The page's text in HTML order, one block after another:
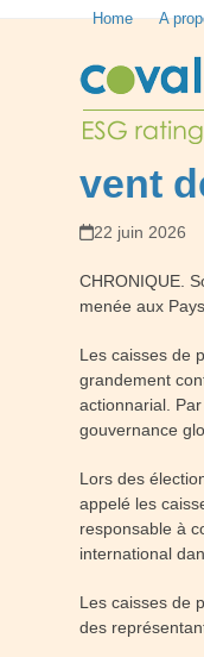
Home A
vent
22 juin 2026
CHRONIQUE.
menée aux
Les caisses de
grandement
actionnarial.
gouvernance
Lors des
appelé les
responsable à
international
Les caisses de
des